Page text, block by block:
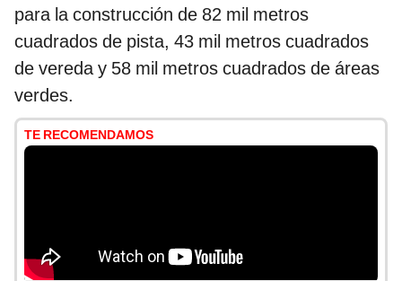
para la construcción de 82 mil metros
cuadrados de pista, 43 mil metros cuadrados
de vereda y 58 mil metros cuadrados de áreas
verdes.
TE RECOMENDAMOS